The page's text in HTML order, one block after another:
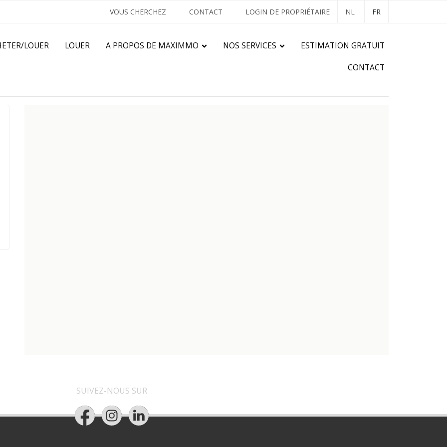
VOUS CHERCHEZ CONTACT LOGIN DE PROPRIÉTAIRE NL FR
LOUER LOUER A PROPOS DE MAXIMMO NOS SERVICES ESTIMATION GRATUIT
CONTACT
SUIVEZ-NOUS SUR